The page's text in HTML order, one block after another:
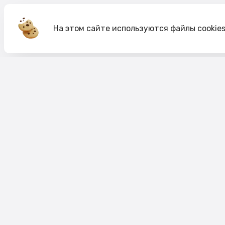
На этом сайте используются файлы cookies